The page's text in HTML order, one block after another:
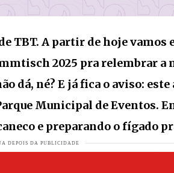
montadoras do mundo? Anúncio
inédita “Tá Faltando Homem”VEJA MAIS
à altura da sua genteVEJA MAIS
caminho de Jaraguá do Sul!VEJA MAIS
TBT. A partir de hoje vamos
2025 pra relembrar a
dá, né? E já fica o aviso:
Municipal de Eventos.
e preparando o fígado